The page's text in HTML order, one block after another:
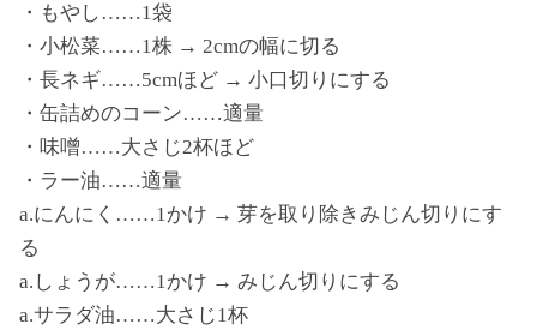
・もやし……1袋
・小松菜……1株 → 2cmの幅に切る
・長ネギ……5cmほど → 小口切りにする
・缶詰めのコーン……適量
・味噌……大さじ2杯ほど
・ラー油……適量
a.にんにく……1かけ → 芽を取り除きみじん切りにす
る
a.しょうが……1かけ → みじん切りにする
a.サラダ油……大さじ1杯